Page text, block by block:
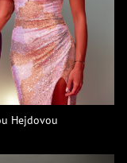
Hejdovou